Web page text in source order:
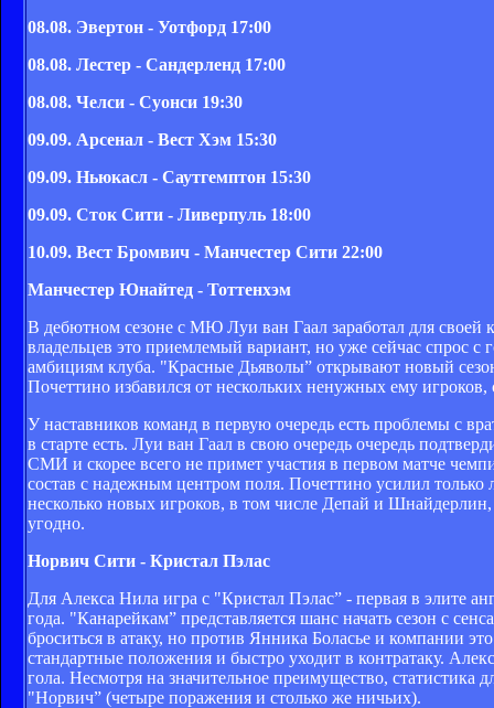
08.08. Эвертон - Уотфорд 17:00
08.08. Лестер - Сандерленд 17:00
08.08. Челси - Суонси 19:30
09.09. Арсенал - Вест Хэм 15:30
​09.09. Ньюкасл - Саутгемптон 15:30
​09.09. Сток Сити - Ливерпуль 18:00
​10.09. Вест Бромвич - Манчестер Сити 22:00
Манчестер Юнайтед - Тоттенхэм
В дебютном сезоне с МЮ Луи ван Гаал заработал для своей
владельцев это приемлемый вариант, но уже сейчас спрос
амбициям клуба. "Красные Дьяволы” открывают новый
Почеттино избавился от нескольких ненужных ему
У наставников команд в первую очередь есть проблемы с
в старте есть. Луи ван Гаал в свою очередь очередь
СМИ и скорее всего не примет участия в первом матче
состав с надежным центром поля. Почеттино усилил
несколько новых игроков, в том числе Депай и
угодно.
Норвич Сити - Кристал Пэлас
Для Алекса Нила игра с "Кристал Пэлас” - первая в элите
года. "Канарейкам” представляется шанс начать сезон с
броситься в атаку, но против Янника Боласье и компании
стандартные положения и быстро уходит в контратаку.
гола. Несмотря на значительное преимущество, статистика
"Норвич” (четыре поражения и столько же ничьих).